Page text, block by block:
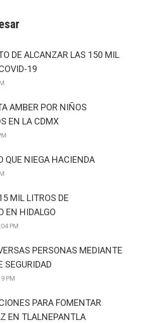
DE ALCANZAR LAS 150 MIL
19
AMBER POR NIÑOS
EN LA CDMX
QUE NIEGA HACIENDA
MIL LITROS DE
EN HIDALGO
PM
PERSONAS MEDIANTE
SEGURIDAD
PM
PARA FOMENTAR
EN TLALNEPANTLA